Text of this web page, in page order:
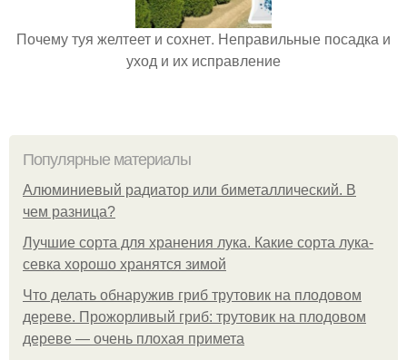
Почему туя желтеет и сохнет. Неправильные посадка и
уход и их исправление
Популярные материалы
Алюминиевый радиатор или биметаллический. В
чем разница?
Лучшие сорта для хранения лука. Какие сорта лука-
севка хорошо хранятся зимой
Что делать обнаружив гриб трутовик на плодовом
дереве. Прожорливый гриб: трутовик на плодовом
дереве — очень плохая примета